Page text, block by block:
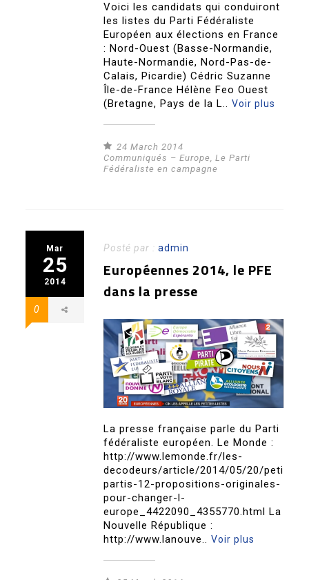
Voici les candidats qui conduiront
les listes du Parti Fédéraliste
Européen aux élections en France
: Nord-Ouest (Basse-Normandie,
Haute-Normandie, Nord-Pas-de-
Calais, Picardie) Cédric Suzanne
Île-de-France Hélène Feo Ouest
(Bretagne, Pays de la L..Voir plus
24 March 2014
Communiqués – Europe,Le Parti
Fédéraliste en campagne
Mar
25
2014
0
Posté par :admin
Européennes 2014, le PFE
dans la presse
La presse française parle du Parti
fédéraliste européen. Le Monde :
http://www.lemonde.fr/les-
decodeurs/article/2014/05/20/petits-
partis-12-propositions-originales-
pour-changer-l-
europe_4422090_4355770.html La
Nouvelle République :
http://www.lanouve..Voir plus